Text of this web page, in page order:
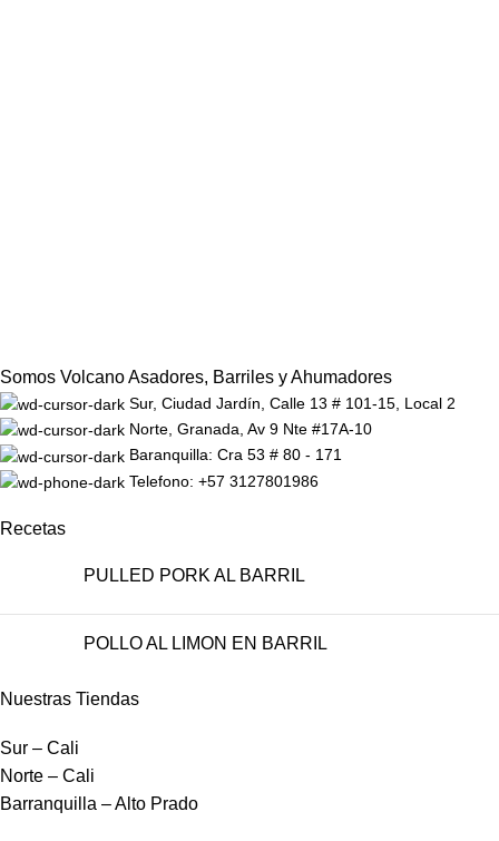
Somos Volcano Asadores, Barriles y Ahumadores
Sur, Ciudad Jardín, Calle 13 # 101-15, Local 2
Norte, Granada, Av 9 Nte #17A-10
Baranquilla: Cra 53 # 80 - 171
Telefono: +57 3127801986
Recetas
PULLED PORK AL BARRIL
POLLO AL LIMON EN BARRIL
Nuestras Tiendas
Sur – Cali
Norte – Cali
Barranquilla – Alto Prado